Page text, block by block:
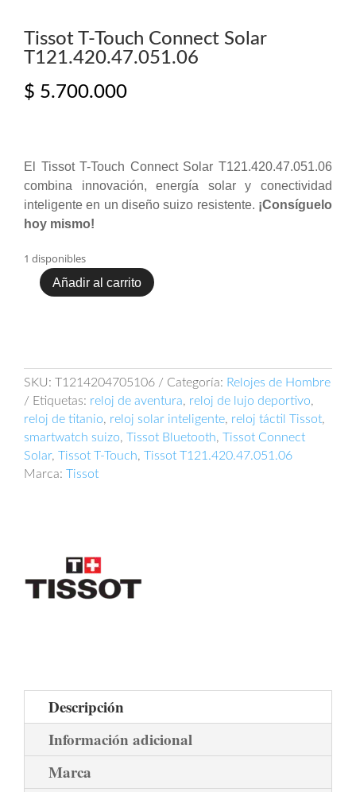
Tissot T-Touch Connect Solar
T121.420.47.051.06
$ 5.700.000
El Tissot T-Touch Connect Solar T121.420.47.051.06
combina innovación, energía solar y conectividad
inteligente en un diseño suizo resistente. ¡Consíguelo
hoy mismo!
1 disponibles
Tissot
T121.420.47.051.06
cantidad
Añadir al carrito
SKU: T1214204705106 Categoría: Relojes de Hombre
Etiquetas: reloj de aventura, reloj de lujo deportivo,
reloj de titanio, reloj solar inteligente, reloj táctil Tissot,
smartwatch suizo, Tissot Bluetooth, Tissot Connect
Solar, Tissot T-Touch, Tissot T121.420.47.051.06
Marca: Tissot
Descripción
Información adicional
Marca